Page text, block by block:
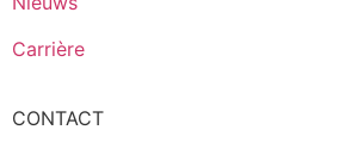
Carrière
CONTACT